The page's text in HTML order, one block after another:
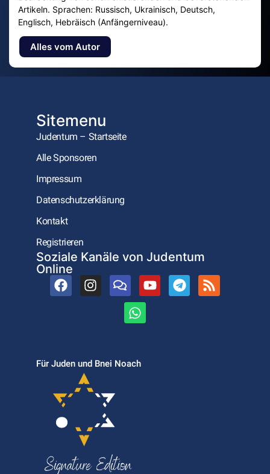
Artikeln. Sprachen: Russisch, Ukrainisch, Deutsch,
Englisch, Hebräisch (Anfängerniveau).
Alles vom Autor
Sitemenu
Judentum – Startseite
Alle Sponsoren
Impressum
Datenschutzerklärung
Kontakt
Registrieren
Soziale Kanäle von Judentum
Online
Für Juden und Bnei Noach